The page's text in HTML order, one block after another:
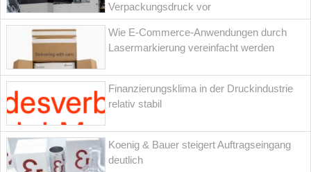
Verpackungsdruck vor
Wie E-Commerce-Anwendungen durch
Lasermarkierung vereinfacht werden
Finanzierungsklima in der Druckindustrie
relativ stabil
Koenig & Bauer steigert Auftragseingang
deutlich